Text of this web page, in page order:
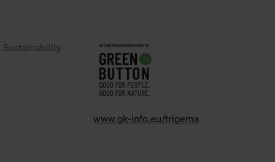
Sustainability
www.gk-info.eu/trigema